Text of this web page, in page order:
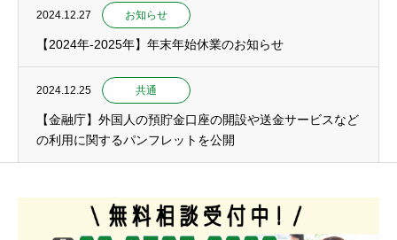
2024.12.27 お知らせ
【2024年-2025年】年末年始休業のお知らせ
2024.12.25 共通
【金融庁】外国人の預貯金口座の開設や送金サービスなど
の利用に関するパンフレットを公開